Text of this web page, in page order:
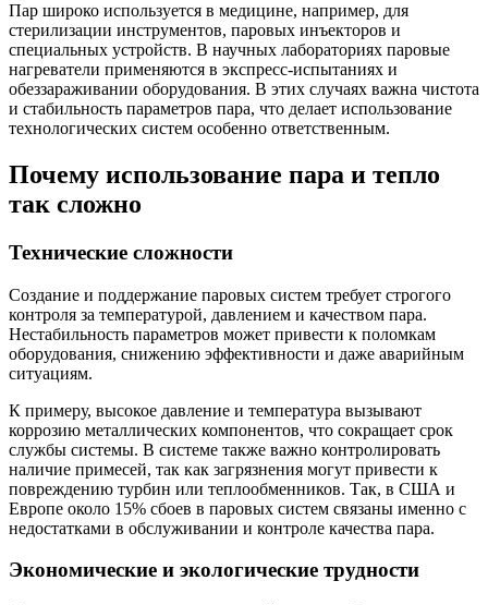
Пар широко используется в медицине, например, для
стерилизации инструментов, паровых инъекторов и
специальных устройств. В научных лабораториях паровые
нагреватели применяются в экспресс-испытаниях и
обеззараживании оборудования. В этих случаях важна чистота
и стабильность параметров пара, что делает использование
технологических систем особенно ответственным.
Почему использование пара и тепло
так сложно
Технические сложности
Создание и поддержание паровых систем требует строгого
контроля за температурой, давлением и качеством пара.
Нестабильность параметров может привести к поломкам
оборудования, снижению эффективности и даже аварийным
ситуациям.
К примеру, высокое давление и температура вызывают
коррозию металлических компонентов, что сокращает срок
службы системы. В системе также важно контролировать
наличие примесей, так как загрязнения могут привести к
повреждению турбин или теплообменников. Так, в США и
Европе около 15% сбоев в паровых систем связаны именно с
недостатками в обслуживании и контроле качества пара.
Экономические и экологические трудности